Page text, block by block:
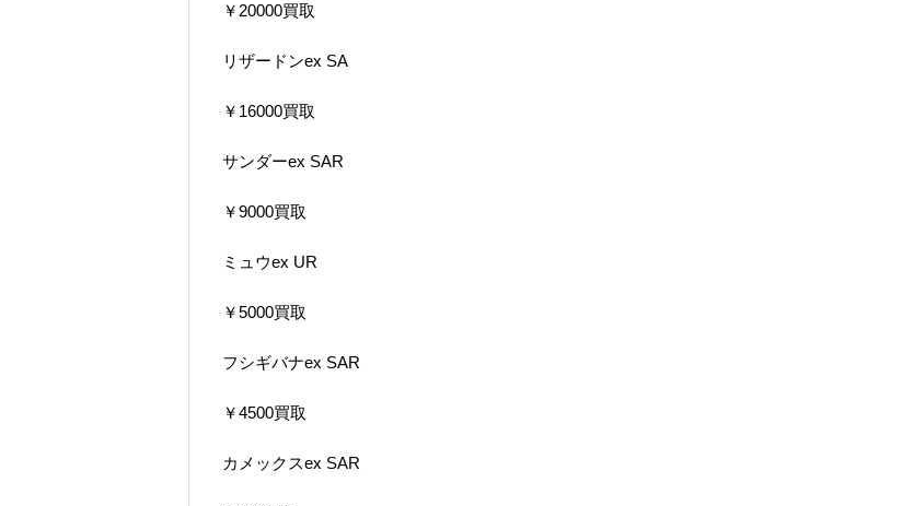
￥20000買取
リザードンex SA
￥16000買取
サンダーex SAR
￥9000買取
ミュウex UR
￥5000買取
フシギバナex SAR
￥4500買取
カメックスex SAR